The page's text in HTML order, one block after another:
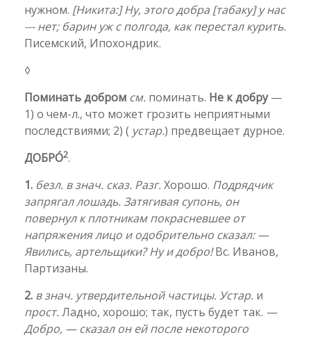
нужном. [Никита:] Ну, этого добра [табаку] у нас
--- нет; барин уж с полгода, как перестал курить.
Писемский, Ипохондрик.
◊
Поминать добром см. поминать. Не к добру—
1) о чем-л., что может грозить неприятными
последствиями; 2) ( устар.) предвещает дурное.
ДОБРО́2.
1. безл. в знач. сказ. Разг. Хорошо. Подрядчик
запрягал лошадь. Затягивая супонь, он
повернул к плотникам покрасневшее от
напряжения лицо и одобрительно сказал: —
Явились, артельщики? Ну и добро!Вс. Иванов,
Партизаны.
2. в знач. утвердительной частицы. Устар. и
прост. Ладно, хорошо; так, пусть будет так. —
Добро, — сказал он ей после некоторого